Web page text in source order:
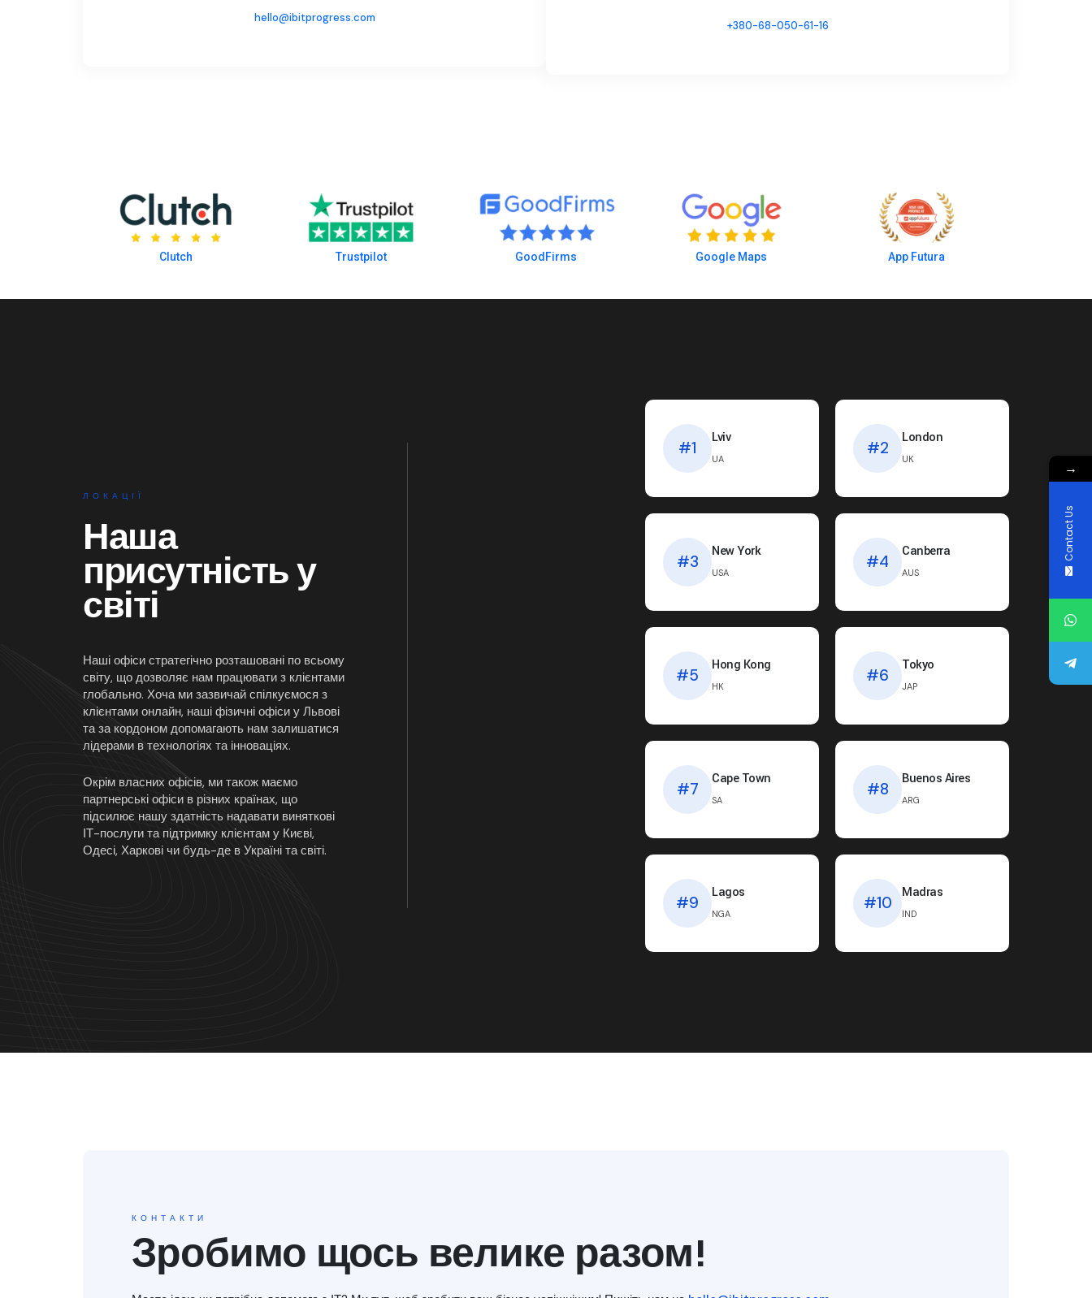
hello@ibitprogress.com
+380-68-050-61-16
Clutch Trustpilot GoodFirms Google Maps App Futura
ЛОКАЦІЇ
Наша
присутність у
світі
Наші офіси стратегічно розташовані по всьому
світу, що дозволяє нам працювати з клієнтами
глобально. Хоча ми зазвичай спілкуємося з
клієнтами онлайн, наші фізичні офіси у Львові
та за кордоном допомагають нам залишатися
лідерами в технологіях та інноваціях.
Окрім власних офісів, ми також маємо
партнерські офіси в різних країнах, що
підсилює нашу здатність надавати виняткові
ІТ-послуги та підтримку клієнтам у Києві,
Одесі, Харкові чи будь-де в Україні та світі.
#1
Lviv
UA
#2
London
UK
#3
New York
USA
#4
Canberra
AUS
#5
Hong Kong
HK
#6
Tokyo
JAP
#7
Cape Town
SA
#8
Buenos Aires
ARG
#9
Lagos
NGA
#10
Madras
IND
КОНТАКТИ
Зробимо щось велике разом!
→
Contact Us